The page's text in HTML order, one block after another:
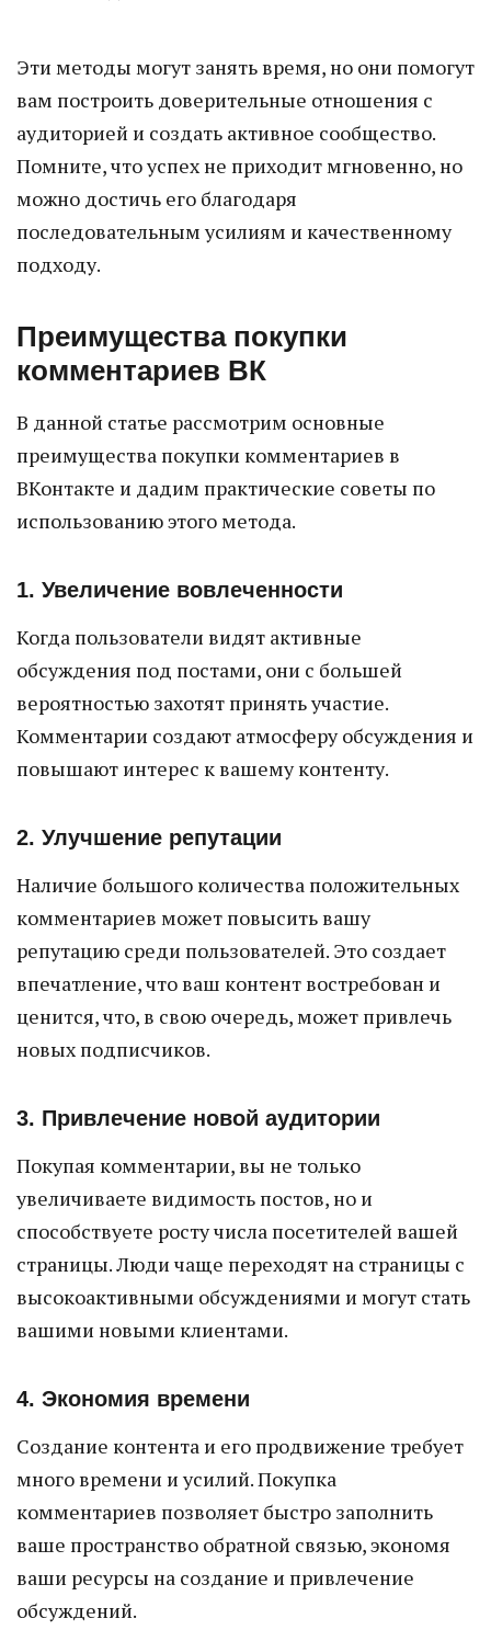
Эти методы могут занять время, но они помогут
вам построить доверительные отношения с
аудиторией и создать активное сообщество.
Помните, что успех не приходит мгновенно, но
можно достичь его благодаря
последовательным усилиям и качественному
подходу.
Преимущества покупки
комментариев ВК
В данной статье рассмотрим основные
преимущества покупки комментариев в
ВКонтакте и дадим практические советы по
использованию этого метода.
1. Увеличение вовлеченности
Когда пользователи видят активные
обсуждения под постами, они с большей
вероятностью захотят принять участие.
Комментарии создают атмосферу обсуждения и
повышают интерес к вашему контенту.
2. Улучшение репутации
Наличие большого количества положительных
комментариев может повысить вашу
репутацию среди пользователей. Это создает
впечатление, что ваш контент востребован и
ценится, что, в свою очередь, может привлечь
новых подписчиков.
3. Привлечение новой аудитории
Покупая комментарии, вы не только
увеличиваете видимость постов, но и
способствуете росту числа посетителей вашей
страницы. Люди чаще переходят на страницы с
высокоактивными обсуждениями и могут стать
вашими новыми клиентами.
4. Экономия времени
Создание контента и его продвижение требует
много времени и усилий. Покупка
комментариев позволяет быстро заполнить
ваше пространство обратной связью, экономя
ваши ресурсы на создание и привлечение
обсуждений.